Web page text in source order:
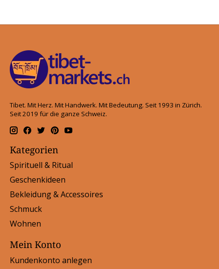
Tibet. Mit Herz. Mit Handwerk. Mit Bedeutung. Seit 1993 in Zürich.
Seit 2019 für die ganze Schweiz.
Kategorien
Spirituell & Ritual
Geschenkideen
Bekleidung & Accessoires
Schmuck
Wohnen
Mein Konto
Kundenkonto anlegen